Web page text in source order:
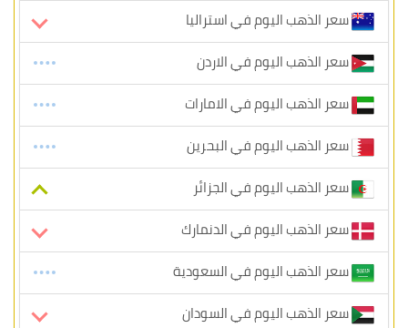
سعر الذهب اليوم في استراليا
سعر الذهب اليوم في الاردن
سعر الذهب اليوم في الامارات
سعر الذهب اليوم في البحرين
سعر الذهب اليوم في الجزائر
سعر الذهب اليوم في الدنمارك
سعر الذهب اليوم في السعودية
سعر الذهب اليوم في السودان